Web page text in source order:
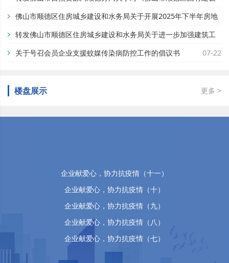
用地开竣工管理办法》公平竞争审查征求公众意见的公告【佛自
然资顺告〔2025〕93号】
11-28
佛山市顺德区住房城乡建设和水务局关于开展2025年下半年房地
产市场专项检查的通知
08-28
转发佛山市顺德区住房城乡建设和水务局关于进一步加强建筑工
地蚊媒传染病疫情防控工作的通知
07-29
关于号召会员企业支援蚊媒传染病防控工作的倡议书 07-22
楼盘展示 更多 >
企业献爱心，协力抗疫情（十一）
企业献爱心，协力抗疫情（十）
企业献爱心，协力抗疫情（九）
企业献爱心，协力抗疫情（八）
企业献爱心，协力抗疫情（七）
企业献爱心，协力抗疫情（六）